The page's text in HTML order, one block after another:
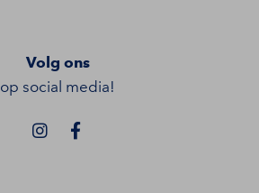
Volg ons
op social media!